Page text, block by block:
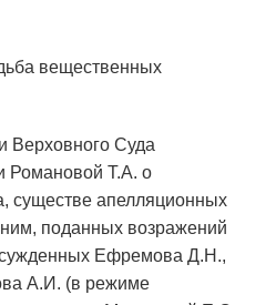
вещественных
Верховного Суда
Романовой Т.А. о
существе апелляционных
поданных возражений
Ефремова Д.Н.,
А.И. (в режиме